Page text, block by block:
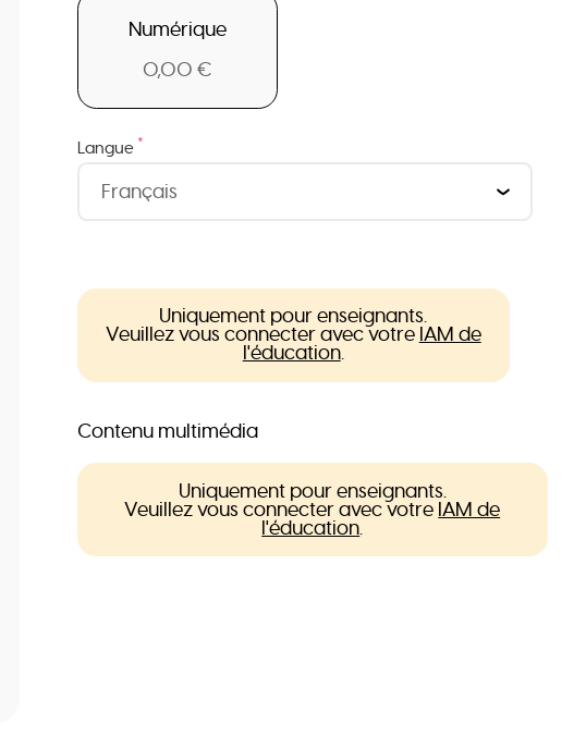
Numérique
0,00 €
Langue *
Uniquement pour enseignants.
Veuillez vous connecter avec votre IAM de
l'éducation.
Contenu multimédia
Uniquement pour enseignants.
Veuillez vous connecter avec votre IAM de
l'éducation.